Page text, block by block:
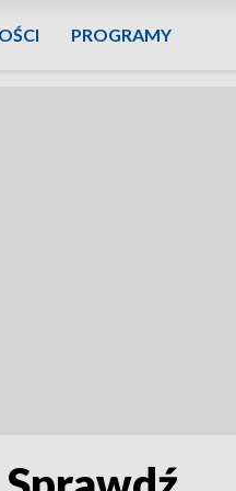
PROGRAMY